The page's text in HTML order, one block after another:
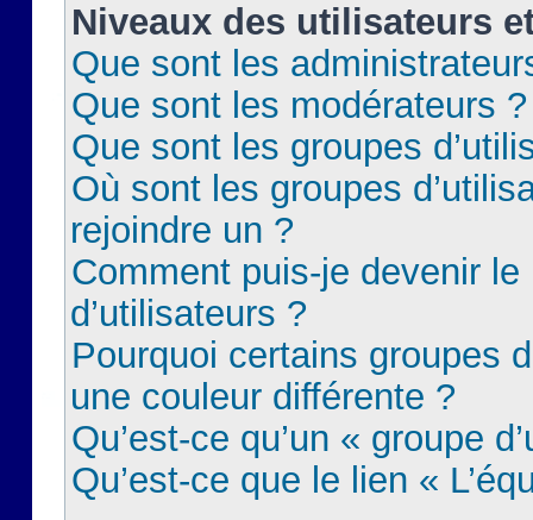
Niveaux des utilisateurs
Que sont les
Que sont les modérateurs ?
Que sont les groupes
Où sont les groupes
rejoindre un ?
Comment puis-je devenir le
d’utilisateurs ?
Pourquoi certains groupes
une couleur différente ?
Qu’est-ce qu’un « groupe
Qu’est-ce que le lien «